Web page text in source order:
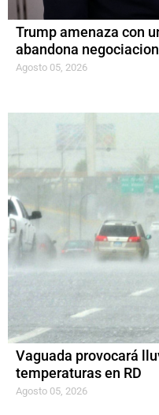
Trump amenaza con
abandona
Agosto 05, 2026
Vaguada provocará
temperaturas en RD
Agosto 05, 2026